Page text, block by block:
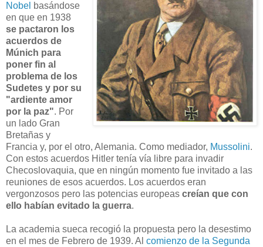
Nobel basándose
en que en 1938
se pactaron los
acuerdos de
Múnich para
poner fin al
problema de los
Sudetes y por su
"ardiente amor
por la paz". Por
un lado Gran
Bretañas y
Francia y, por el otro, Alemania. Como mediador, Mussolini.
Con estos acuerdos Hitler tenía vía libre para invadir
Checoslovaquia, que en ningún momento fue invitado a las
reuniones de esos acuerdos. Los acuerdos eran
vergonzosos pero las potencias europeas creían que con
ello habían evitado la guerra.
La academia sueca recogió la propuesta pero la desestimo
en el mes de Febrero de 1939. Al comienzo de la Segunda